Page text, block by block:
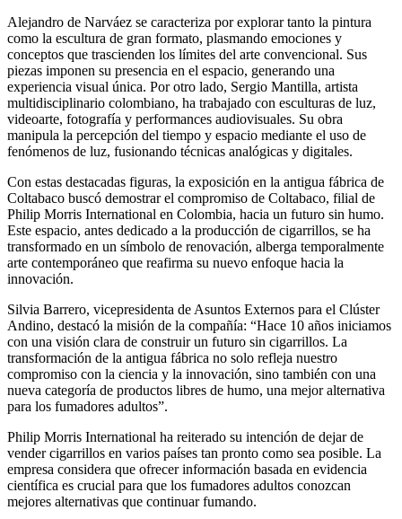
Alejandro de Narváez se caracteriza por explorar tanto la pintura
como la escultura de gran formato, plasmando emociones y
conceptos que trascienden los límites del arte convencional. Sus
piezas imponen su presencia en el espacio, generando una
experiencia visual única. Por otro lado, Sergio Mantilla, artista
multidisciplinario colombiano, ha trabajado con esculturas de luz,
videoarte, fotografía y performances audiovisuales. Su obra
manipula la percepción del tiempo y espacio mediante el uso de
fenómenos de luz, fusionando técnicas analógicas y digitales.
Con estas destacadas figuras, la exposición en la antigua fábrica de
Coltabaco buscó demostrar el compromiso de Coltabaco, filial de
Philip Morris International en Colombia, hacia un futuro sin humo.
Este espacio, antes dedicado a la producción de cigarrillos, se ha
transformado en un símbolo de renovación, alberga temporalmente
arte contemporáneo que reafirma su nuevo enfoque hacia la
innovación.
Silvia Barrero, vicepresidenta de Asuntos Externos para el Clúster
Andino, destacó la misión de la compañía: “Hace 10 años iniciamos
con una visión clara de construir un futuro sin cigarrillos. La
transformación de la antigua fábrica no solo refleja nuestro
compromiso con la ciencia y la innovación, sino también con una
nueva categoría de productos libres de humo, una mejor alternativa
para los fumadores adultos”.
Philip Morris International ha reiterado su intención de dejar de
vender cigarrillos en varios países tan pronto como sea posible. La
empresa considera que ofrecer información basada en evidencia
científica es crucial para que los fumadores adultos conozcan
mejores alternativas que continuar fumando.